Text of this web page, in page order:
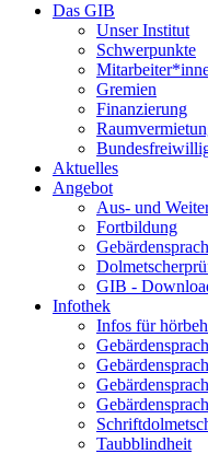
Das GIB
Unser Institut
Schwerpunkte
Gremien
Finanzierung
Aktuelles
Angebot
Aus- und
Fortbildung
GIB -
Infothek
Infos für
Taubblindheit